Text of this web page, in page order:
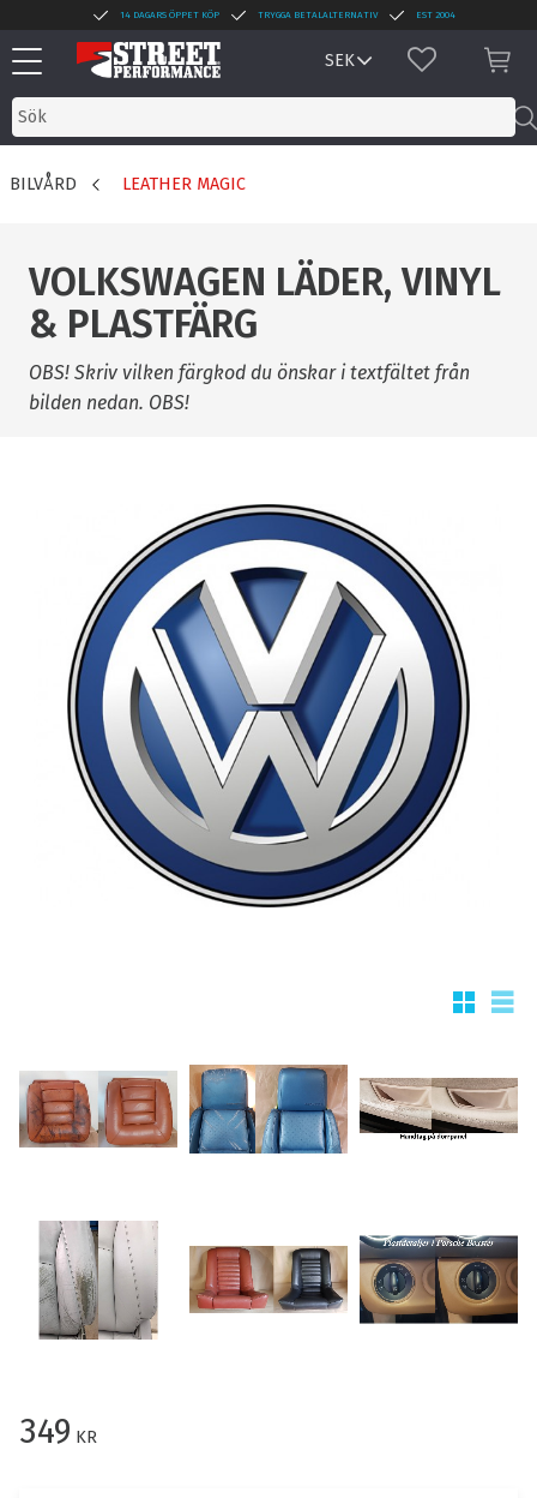
Meny
14 DAGARS ÖPPET KÖP TRYGGA BETALALTERNATIV EST 2004
FAVORITER
BILVÅRD LEATHER MAGIC
VOLKSWAGEN LÄDER, VINYL
& PLASTFÄRG
OBS! Skriv vilken färgkod du önskar i textfältet från
bilden nedan. OBS!
349 KR